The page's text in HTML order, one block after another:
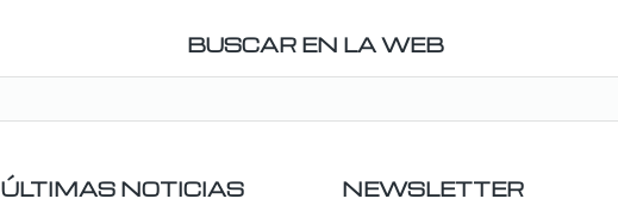
BUSCAR EN LA WEB
ÚLTIMAS NOTICIAS NEWSLETTER